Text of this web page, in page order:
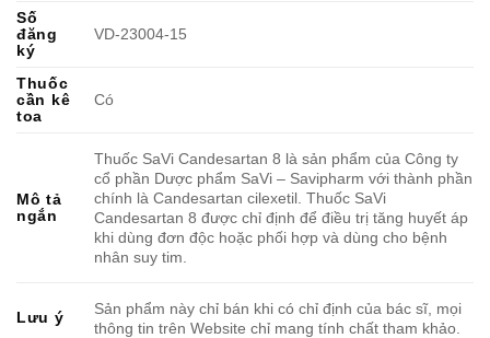
Số
đăng
ký
VD-23004-15
Thuốc
cần kê
toa
Có
Mô tả
ngắn
Thuốc SaVi Candesartan 8 là sản phẩm của Công ty
cổ phần Dược phẩm SaVi – Savipharm với thành phần
chính là Candesartan cilexetil. Thuốc SaVi
Candesartan 8 được chỉ định để điều trị tăng huyết áp
khi dùng đơn độc hoặc phối hợp và dùng cho bệnh
nhân suy tim.
Lưu ý
Sản phẩm này chỉ bán khi có chỉ định của bác sĩ, mọi
thông tin trên Website chỉ mang tính chất tham khảo.